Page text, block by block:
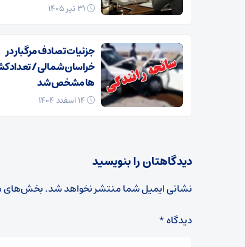
جزئیات تصادف مرگبار در
خراسان‌شمالی/ تعداد
ها مشخص شد
دیدگاهتان را بنویسید
نشانی ایمیل شما منتشر نخواهد شد.بخش‌های
دیدگاه*